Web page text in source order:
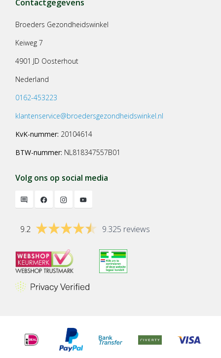
Contactgegevens
Broeders Gezondheidswinkel
Keiweg 7
4901 JD Oosterhout
Nederland
0162-453223
klantenservice@broedersgezondheidswinkel.nl
KvK-nummer: 20104614
BTW-nummer: NL818347557B01
Volg ons op social media
9.2 9.325 reviews